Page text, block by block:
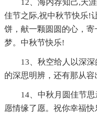
12、海内荐知己,天
佳节之际,祝中秋节快乐!
饼，献一颗圆圆的心，
梦。中秋节快乐!
13、秋空给人以深
的深思明辨，还有那从容
14、中秋月圆佳节
愿情缘了愿。祝你幸福快